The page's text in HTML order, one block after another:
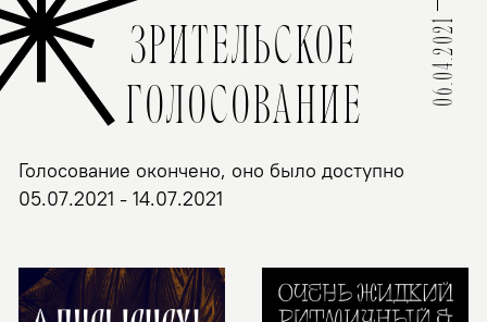
06.04.2021
ЗРИТЕЛЬСКОЕ
ГОЛОСОВАНИЕ
Голосование окончено, оно было доступно
05.07.2021 - 14.07.2021